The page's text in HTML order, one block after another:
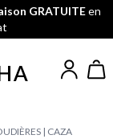
GRATUITEen
| CAZA